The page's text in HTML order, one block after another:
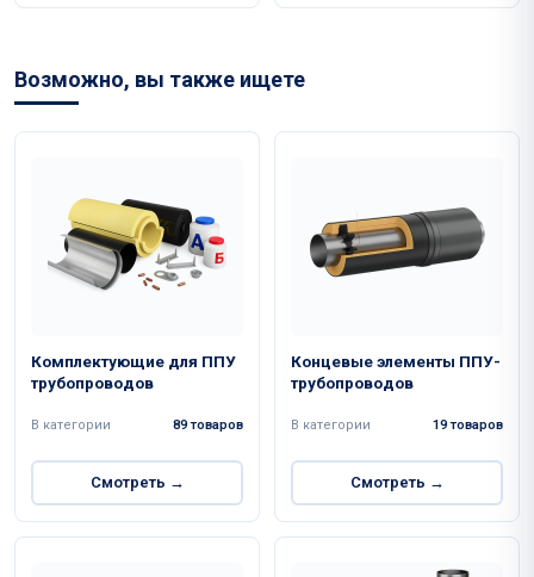
Возможно, вы также ищете
Комплектующие для ППУ
трубопроводов
В категории 89 товаров
Смотреть →
Концевые элементы ППУ-
трубопроводов
В категории 19 товаров
Смотреть →